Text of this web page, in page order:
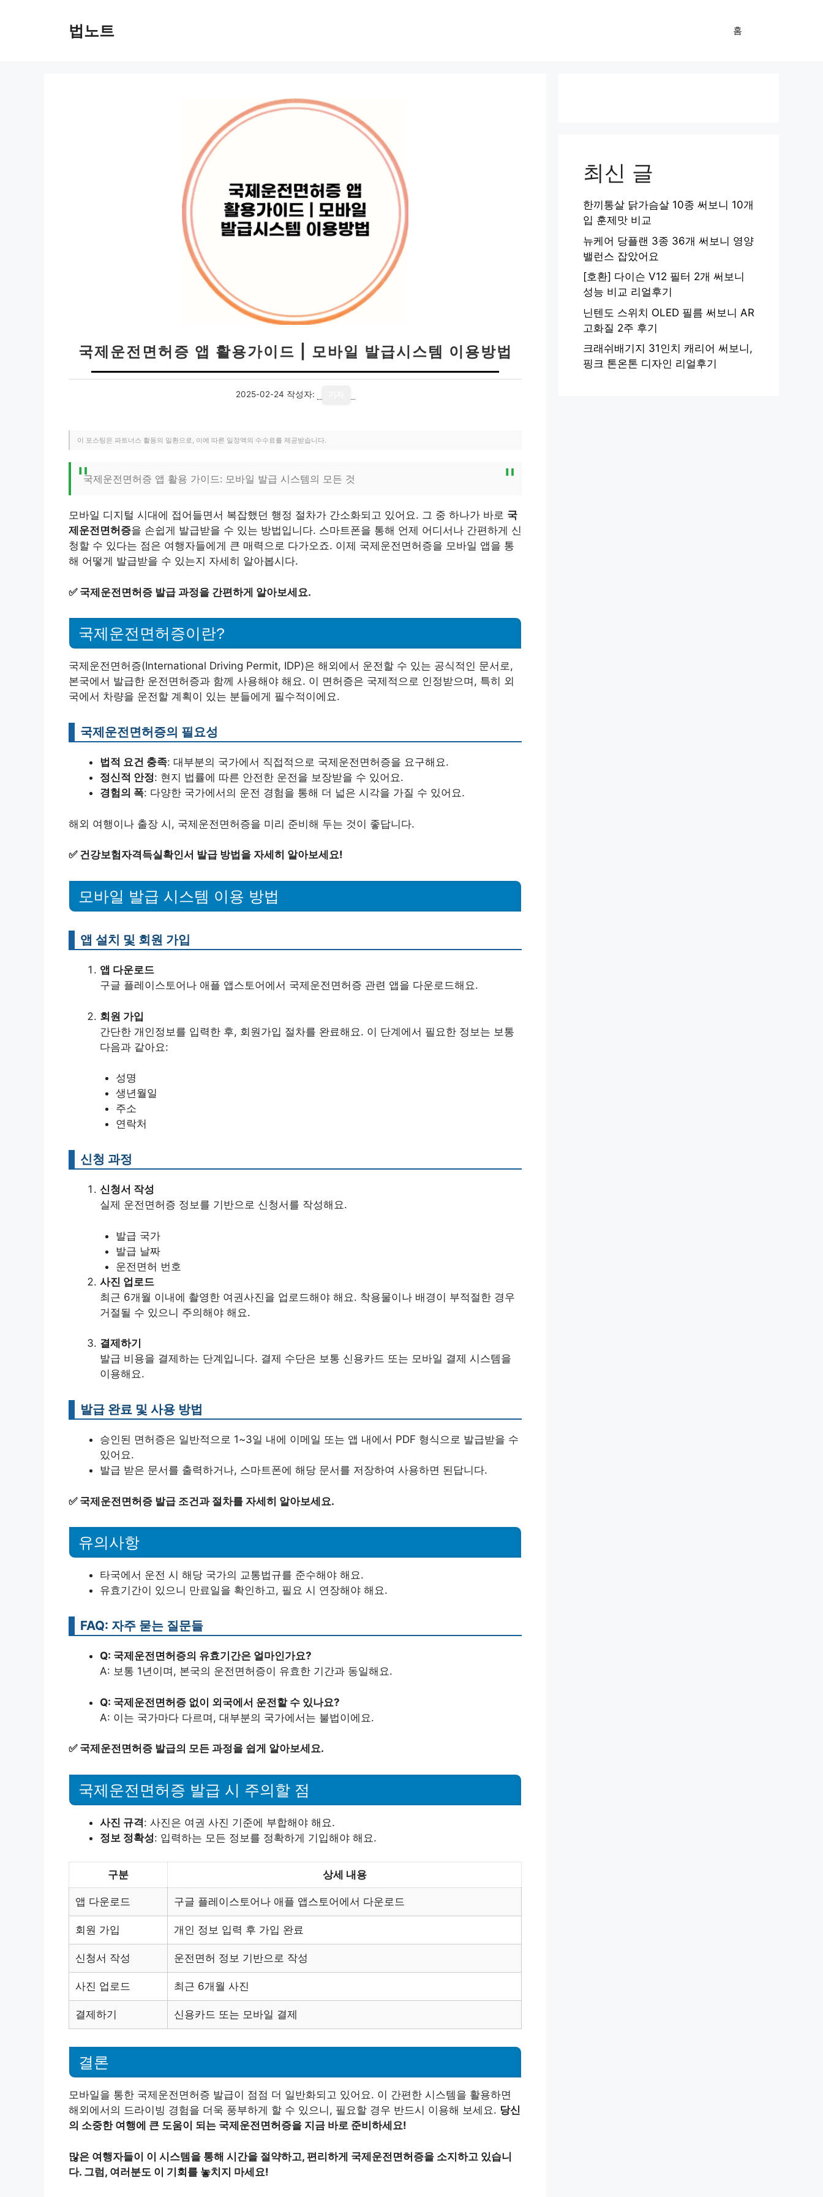
법노트 홈
국제운전면허증 앱 활용가이드 | 모바일 발급시스템 이용방법
2025-02-24 작성자:
이 포스팅은 파트너스 활동의 일환으로, 이에 따른 일정액의 수수료를 제공받습니다.
국제운전면허증 앱 활용 가이드: 모바일 발급 시스템의 모든 것
모바일 디지털 시대에 접어들면서 복잡했던 행정 절차가 간소화되고 있어요. 그 중 하나가 바로 국
제운전면허증을 손쉽게 발급받을 수 있는 방법입니다. 스마트폰을 통해 언제 어디서나 간편하게 신
청할 수 있다는 점은 여행자들에게 큰 매력으로 다가오죠. 이제 국제운전면허증을 모바일 앱을 통
해 어떻게 발급받을 수 있는지 자세히 알아봅시다.
✅ 국제운전면허증 발급 과정을 간편하게 알아보세요.
국제운전면허증이란?
국제운전면허증(International Driving Permit, IDP)은 해외에서 운전할 수 있는 공식적인 문서로,
본국에서 발급한 운전면허증과 함께 사용해야 해요. 이 면허증은 국제적으로 인정받으며, 특히 외
국에서 차량을 운전할 계획이 있는 분들에게 필수적이에요.
국제운전면허증의 필요성
법적 요건 충족: 대부분의 국가에서 직접적으로 국제운전면허증을 요구해요.
정신적 안정: 현지 법률에 따른 안전한 운전을 보장받을 수 있어요.
경험의 폭: 다양한 국가에서의 운전 경험을 통해 더 넓은 시각을 가질 수 있어요.
해외 여행이나 출장 시, 국제운전면허증을 미리 준비해 두는 것이 좋답니다.
✅ 건강보험자격득실확인서 발급 방법을 자세히 알아보세요!
모바일 발급 시스템 이용 방법
앱 설치 및 회원 가입
앱 다운로드
구글 플레이스토어나 애플 앱스토어에서 국제운전면허증 관련 앱을 다운로드해요.
회원 가입
간단한 개인정보를 입력한 후, 회원가입 절차를 완료해요. 이 단계에서 필요한 정보는 보통
다음과 같아요:
성명
생년월일
주소
연락처
신청 과정
신청서 작성
실제 운전면허증 정보를 기반으로 신청서를 작성해요.
발급 국가
발급 날짜
운전면허 번호
사진 업로드
최근 6개월 이내에 촬영한 여권사진을 업로드해야 해요. 착용물이나 배경이 부적절한 경우
거절될 수 있으니 주의해야 해요.
결제하기
발급 비용을 결제하는 단계입니다. 결제 수단은 보통 신용카드 또는 모바일 결제 시스템을
이용해요.
발급 완료 및 사용 방법
승인된 면허증은 일반적으로 1~3일 내에 이메일 또는 앱 내에서 PDF 형식으로 발급받을 수
있어요.
발급 받은 문서를 출력하거나, 스마트폰에 해당 문서를 저장하여 사용하면 된답니다.
✅ 국제운전면허증 발급 조건과 절차를 자세히 알아보세요.
유의사항
타국에서 운전 시 해당 국가의 교통법규를 준수해야 해요.
유효기간이 있으니 만료일을 확인하고, 필요 시 연장해야 해요.
FAQ: 자주 묻는 질문들
Q: 국제운전면허증의 유효기간은 얼마인가요?
A: 보통 1년이며, 본국의 운전면허증이 유효한 기간과 동일해요.
Q: 국제운전면허증 없이 외국에서 운전할 수 있나요?
A: 이는 국가마다 다르며, 대부분의 국가에서는 불법이에요.
✅ 국제운전면허증 발급의 모든 과정을 쉽게 알아보세요.
국제운전면허증 발급 시 주의할 점
사진 규격: 사진은 여권 사진 기준에 부합해야 해요.
정보 정확성: 입력하는 모든 정보를 정확하게 기입해야 해요.
구분 상세 내용
앱 다운로드 구글 플레이스토어나 애플 앱스토어에서 다운로드
회원 가입 개인 정보 입력 후 가입 완료
신청서 작성 운전면허 정보 기반으로 작성
사진 업로드 최근 6개월 사진
결제하기 신용카드 또는 모바일 결제
결론
모바일을 통한 국제운전면허증 발급이 점점 더 일반화되고 있어요. 이 간편한 시스템을 활용하면
해외에서의 드라이빙 경험을 더욱 풍부하게 할 수 있으니, 필요할 경우 반드시 이용해 보세요. 당신
의 소중한 여행에 큰 도움이 되는 국제운전면허증을 지금 바로 준비하세요!
많은 여행자들이 이 시스템을 통해 시간을 절약하고, 편리하게 국제운전면허증을 소지하고 있습니
다. 그럼, 여러분도 이 기회를 놓치지 마세요!
최신 글
한끼통살 닭가슴살 10종 써보니 10개
입 훈제맛 비교
뉴케어 당플랜 3종 36개 써보니 영양
밸런스 잡았어요
[호환] 다이슨 V12 필터 2개 써보니
성능 비교 리얼후기
닌텐도 스위치 OLED 필름 써보니 AR
고화질 2주 후기
크래쉬배기지 31인치 캐리어 써보니,
핑크 톤온톤 디자인 리얼후기